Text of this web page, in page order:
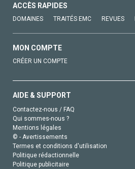
ACCÈS RAPIDES
DOMAINES TRAITÉS EMC REVUES
MON COMPTE
CRÉER UN COMPTE
AIDE & SUPPORT
Contactez-nous / FAQ
Qui sommes-nous ?
Mentions légales
© - Avertissements
Termes et conditions d'utilisation
Politique rédactionnelle
Politique publicitaire